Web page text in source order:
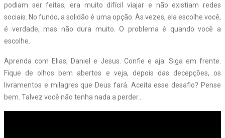
podiam ser feitas, era muito difícil viajar e não existiam redes
sociais. No fundo, a solidão é uma opção. Às vezes, ela escolhe você,
é verdade, mas não dura muito. O problema é quando você a
escolhe.
Aprenda com Elias, Daniel e Jesus. Confie e aja. Siga em frente.
Fique de olhos bem abertos e veja, depois das decepções, os
livramentos e milagres que Deus fará. Aceita esse desafio? Pense
bem. Talvez você não tenha nada a perder…